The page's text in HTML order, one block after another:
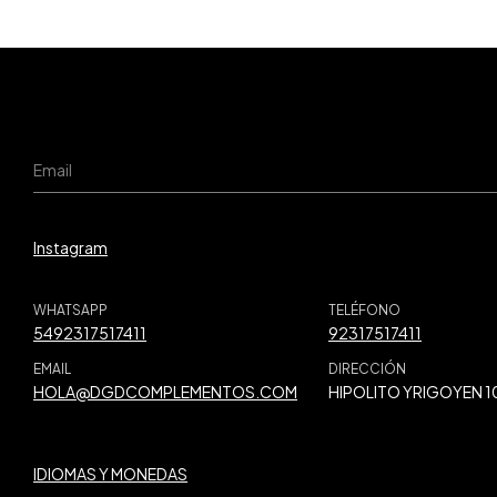
Instagram
WHATSAPP
5492317517411
TELÉFONO
92317517411
EMAIL
HOLA@DGDCOMPLEMENTOS.COM
DIRECCIÓN
HIPOLITO YRIGOYEN
IDIOMAS Y MONEDAS